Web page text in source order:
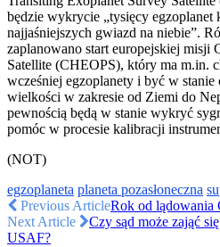
będzie wykrycie „tysięcy egzoplanet
najjaśniejszych gwiazd na niebie”.
zaplanowano start europejskiej misji
Satellite (CHEOPS), który ma m.in.
wcześniej egzoplanety i być w
wielkości w zakresie od Ziemi do
pewnością będą w stanie wykryć
pomóc w procesie kalibracji
(NOT)
egzoplaneta planeta pozasłoneczna
Previous ArticleRok od lądowania
Next Article
Czy sąd może zająć
USAF?